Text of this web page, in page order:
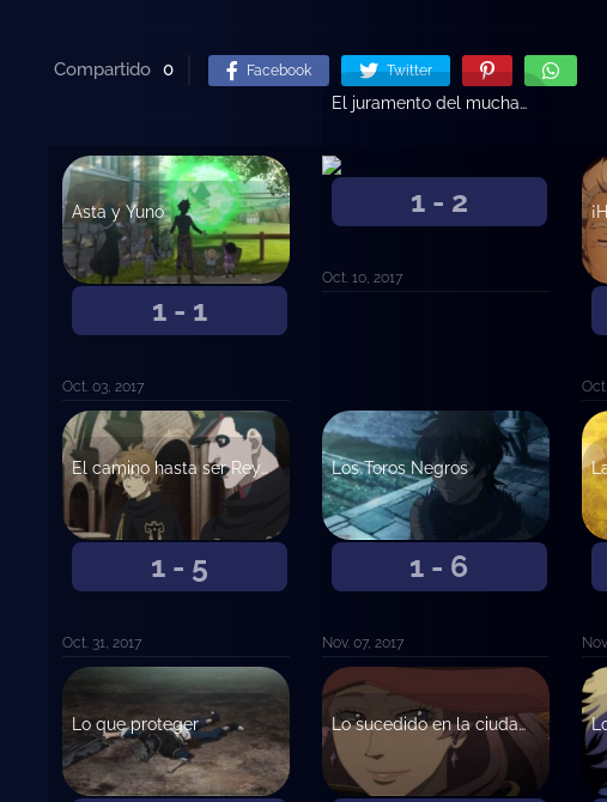
Compartido 0 Facebook Twitter
1 - 1
Asta y Yuno
Oct. 03, 2017
1 - 2
El juramento del muchacho
Oct. 10, 2017
1 - 5
Oct. 31, 2017
1 - 6
Los Toros Negros
Nov. 07, 2017
Lo que proteger Lo sucedido en la ciudad del castillo